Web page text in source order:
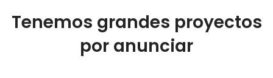
Tenemos grandes proyectos
por anunciar